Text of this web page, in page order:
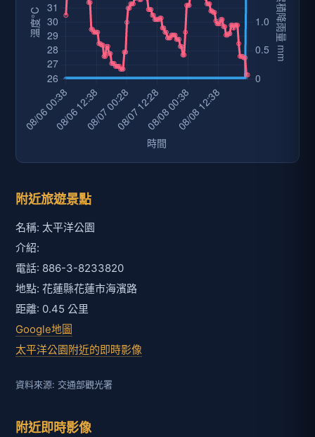
附近旅遊景點
名稱: 太平洋公園
介紹:
電話: 886-3-8233820
地點: 花蓮縣花蓮市海濱路
距離: 0.45 公里
Google地圖
太平洋公園附近的即時影像
資料來源: 交通部觀光署
附近即時影像